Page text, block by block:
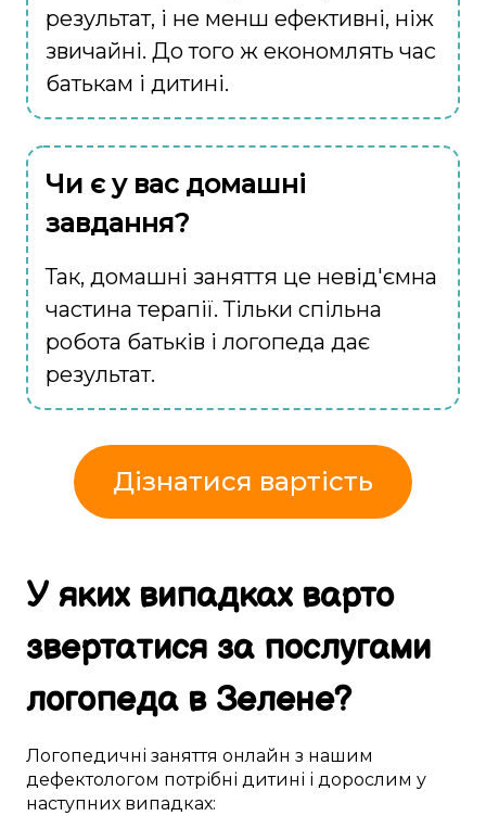
результат, і не менш ефективні, ніж
звичайні. До того ж економлять час
батькам і дитині.
Чи є у вас домашні
завдання?
Так, домашні заняття це невід'ємна
частина терапії. Тільки спільна
робота батьків і логопеда дає
результат.
Дізнатися вартість
У яких випадках варто
звертатися за послугами
логопеда в Зелене?
Логопедичні заняття онлайн з нашим
дефектологом потрібні дитині і дорослим у
наступних випадках: